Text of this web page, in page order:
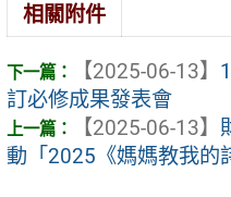
相關附件
【2025-06-13】
訂必修成果發表會
【2025-06-13】
動「2025《媽媽教我的